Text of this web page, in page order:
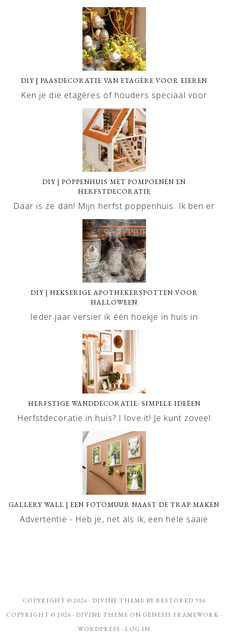
DIY | PAASDECORATIE VAN ETAGÈRE VOOR EIEREN
Ken je die etagères of houders speciaal voor
DIY | POPPENHUIS MET POMPOENEN EN
HERFSTDECORATIE
Daar is ze dan! Mijn herfst poppenhuis. Ik ben er
DIY | HEKSERIGE APOTHEKERSPOTTEN VOOR
HALLOWEEN
Ieder jaar versier ik één hoekje in huis in
HERFSTIGE WANDDECORATIE: SIMPELE IDEËEN
Herfstdecoratie in huis? I love it! Je kunt zoveel
GALLERY WALL | EEN FOTOMUUR NAAST DE TRAP MAKEN
Advertentie - Heb je, net als ik, een hele saaie
COPYRIGHT © 2026 · DIVINE THEME BY RESTORED 316
COPYRIGHT © 2026 · DIVINE THEME ON GENESIS FRAMEWORK ·
WORDPRESS · LOG IN